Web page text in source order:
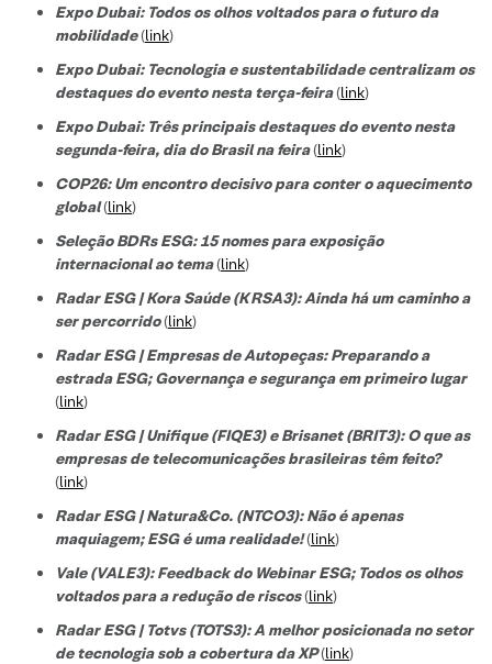
Expo Dubai: Todos os olhos voltados para o futuro da
mobilidade(link)
Expo Dubai: Tecnologia e sustentabilidade centralizam os
destaques do evento nesta terça-feira(link)
Expo Dubai: Três principais destaques do evento nesta
segunda-feira, dia do Brasil na feira(link)
COP26: Um encontro decisivo para conter o aquecimento
global(link)
Seleção BDRs ESG​: 15 nomes para exposição
internacional ao tema(link)
Radar ESG | Kora Saúde (KRSA3): Ainda há um caminho a
ser percorrido(link)
Radar ESG | Empresas de Autopeças: Preparando a
estrada ESG; Governança e segurança em primeiro lugar
(link)
Radar ESG | Unifique (FIQE3) e Brisanet (BRIT3): O que as
empresas de telecomunicações brasileiras têm feito?
(link)
Radar ESG | Natura&Co. (NTCO3): Não é apenas
maquiagem; ESG é uma realidade!(link)
Vale (VALE3): Feedback do Webinar ESG; Todos os olhos
voltados para a redução de riscos(link)
Radar ESG | Totvs (TOTS3): A melhor posicionada no setor
de tecnologia sob a cobertura da XP(link)